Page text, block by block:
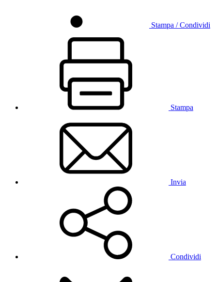
Stampa / Condividi
Stampa
Invia
Condividi